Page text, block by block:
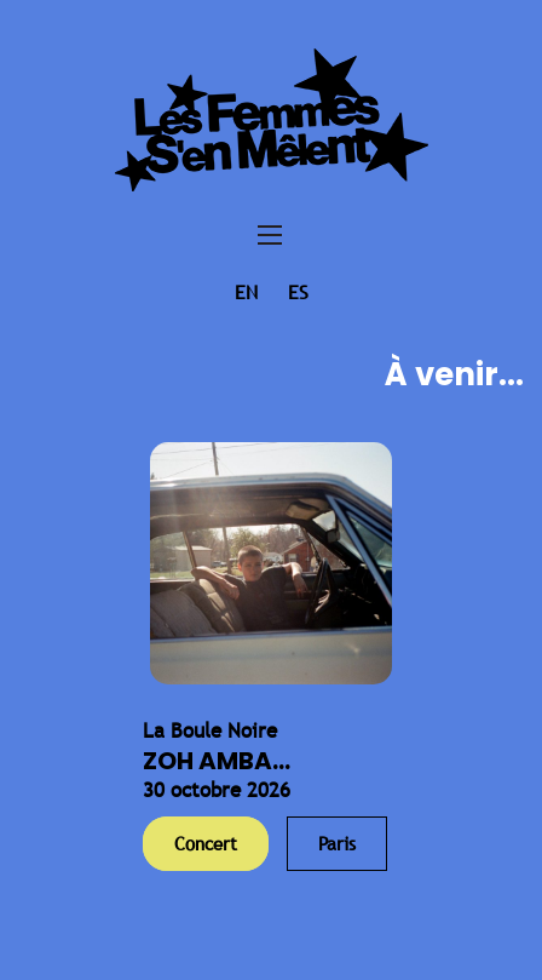
EN ES
À venir...
La Boule Noire
ZOH AMBA...
30 octobre 2026
Concert Paris